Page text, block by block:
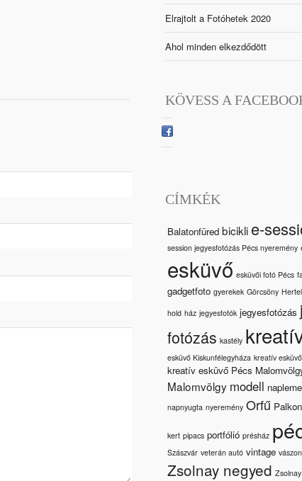
Elrajtolt a Fotóhetek 2020
Ahol minden elkezdődött
KÖVESS A
CÍMKÉK
Balatonfüred bicikli e-
session jegyesfotózás Pécs nyeremény
esküvő esküvői fotó Pécs
gadgetfoto gyerekek Görcsöny
hold ház jegyesfotók jegyesfotózás
fotózás kastély
esküvő Kiskunfélegyháza kreatív
kreatív esküvő Pécs
Malomvölgy modell
napnyugta nyeremény Orfű
kert pipacs portfólió présház
Szászvár veterán autó vintage
Zsolnay negyed